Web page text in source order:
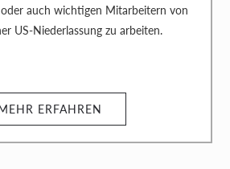
auch wichtigen Mitarbeitern von
US-Niederlassung zu arbeiten.
ERFAHREN